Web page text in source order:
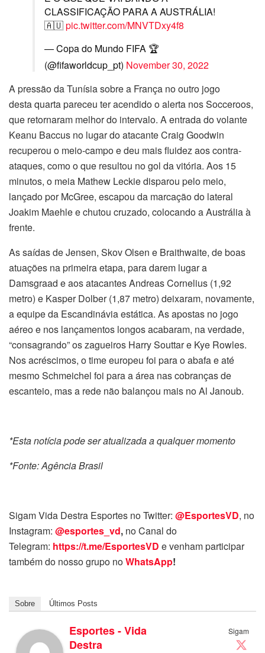
CLASSIFICAÇÃO PARA A AUSTRÁLIA!
🇦🇺pic.twitter.com/MNVTDxy4f8
— Copa do Mundo FIFA 🏆
(@fifaworldcup_pt) November 30, 2022
A pressão da Tunísia sobre a França no outro jogo
desta quarta pareceu ter acendido o alerta nos Socceroos,
que retornaram melhor do intervalo. A entrada do volante
Keanu Baccus no lugar do atacante Craig Goodwin
recuperou o meio-campo e deu mais fluidez aos contra-
ataques, como o que resultou no gol da vitória. Aos 15
minutos, o meia Mathew Leckie disparou pelo meio,
lançado por McGree, escapou da marcação do lateral
Joakim Maehle e chutou cruzado, colocando a Austrália à
frente.
As saídas de Jensen, Skov Olsen e Braithwaite, de boas
atuações na primeira etapa, para darem lugar a
Damsgraad e aos atacantes Andreas Cornelius (1,92
metro) e Kasper Dolber (1,87 metro) deixaram, novamente,
a equipe da Escandinávia estática. As apostas no jogo
aéreo e nos lançamentos longos acabaram, na verdade,
“consagrando” os zagueiros Harry Souttar e Kye Rowles.
Nos acréscimos, o time europeu foi para o abafa e até
mesmo Schmeichel foi para a área nas cobranças de
escanteio, mas a rede não balançou mais no Al Janoub.
*Esta notícia pode ser atualizada a qualquer momento
*Fonte: Agência Brasil
Sigam Vida Destra Esportes no Twitter: @EsportesVD, no
Instagram: @esportes_vd, no Canal do
Telegram: https://t.me/EsportesVD e venham participar
também do nosso grupo noWhatsApp!
Sobre Últimos Posts
Sigam
Esportes - Vida
Destra